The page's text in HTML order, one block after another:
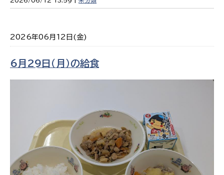
2026年06月12日(金)
6月29日（月）の給食